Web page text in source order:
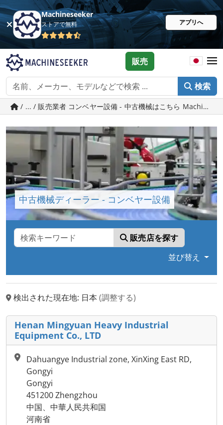
Machineseeker
ストアで無料 アプリへ
検索
販売
/ ... / 販売業者 コンベヤー設備 - 中古機械はこちら
中古機械ディーラー - コンベヤー設備
販売店を探す
並び替え
検出された現在地: 日本 (調整する)
Henan Mingyuan Heavy Industrial
Equipment Co., LTD
Dahuangye Industrial zone, XinXing East RD,
Gongyi
Gongyi
451200 Zhengzhou
中国、中華人民共和国
河南省